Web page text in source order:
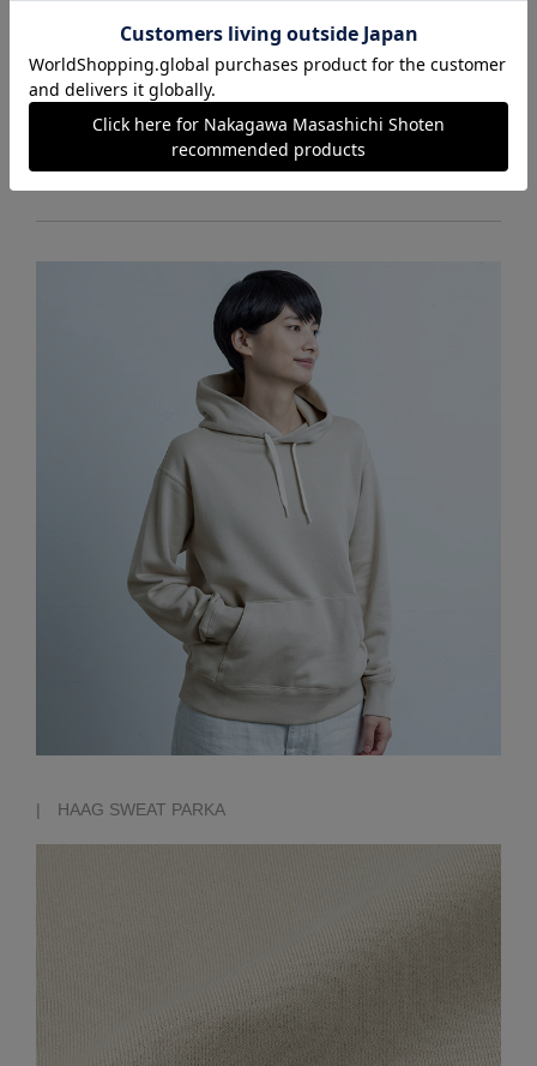
タウン着としても使える
リラクシングムードのテーパードパン
ツ
【WEB限定】HAAG PANTS
| HAAG SWEAT PARKA